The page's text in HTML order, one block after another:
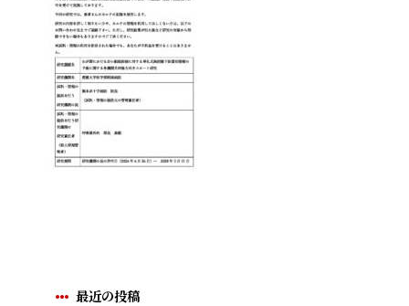
最近の投稿